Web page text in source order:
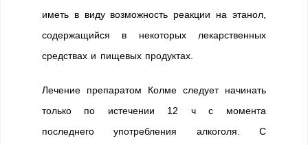
иметь в виду возможность реакции на этанол,
содержащийся в некоторых лекарственных
средствах и пищевых продуктах.
Лечение препаратом Колме следует начинать
только по истечении 12 ч с момента
последнего употребления алкоголя. С